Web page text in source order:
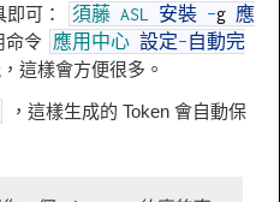
可： 須藤 ASL 安裝 -g 應
命令 應用中心 設定- 自動完
這樣會方便很多。
，這樣生成的 Token 會自動保